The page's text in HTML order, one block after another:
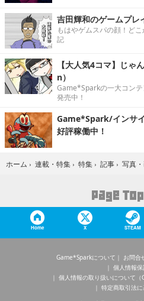
吉田輝和のゲームプレ
もはやゲムスパの顔！ど
記
【大人気4コマ】じ
n）
Game*Sparkの一大コン
発売中！
Game*Spark/インサ
好評稼働中！
ホーム › 連載・特集 › 特集 › 記事 › 写真
Home X STEAM
Game*Sparkについて お問合
個人情報
個人情報の取り扱いについて（
特定商取引法